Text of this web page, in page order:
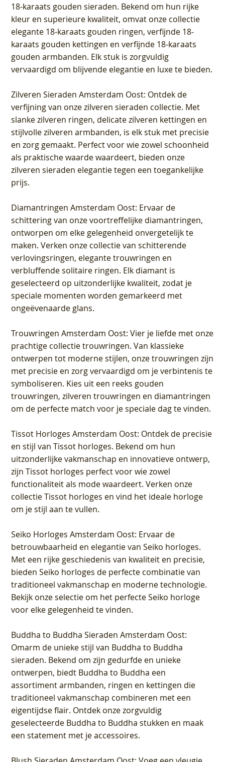
18-karaats gouden sieraden. Bekend om hun rijke
kleur en superieure kwaliteit, omvat onze collectie
elegante 18-karaats gouden ringen, verfijnde 18-
karaats gouden kettingen en verfijnde 18-karaats
gouden armbanden. Elk stuk is zorgvuldig
vervaardigd om blijvende elegantie en luxe te bieden.
Zilveren Sieraden Amsterdam Oost: Ontdek de
verfijning van onze zilveren sieraden collectie. Met
slanke zilveren ringen, delicate zilveren kettingen en
stijlvolle zilveren armbanden, is elk stuk met precisie
en zorg gemaakt. Perfect voor wie zowel schoonheid
als praktische waarde waardeert, bieden onze
zilveren sieraden elegantie tegen een toegankelijke
prijs.
Diamantringen Amsterdam Oost: Ervaar de
schittering van onze voortreffelijke diamantringen,
ontworpen om elke gelegenheid onvergetelijk te
maken. Verken onze collectie van schitterende
verlovingsringen, elegante trouwringen en
verbluffende solitaire ringen. Elk diamant is
geselecteerd op uitzonderlijke kwaliteit, zodat je
speciale momenten worden gemarkeerd met
ongeëvenaarde glans.
Trouwringen Amsterdam Oost: Vier je liefde met onze
prachtige collectie trouwringen. Van klassieke
ontwerpen tot moderne stijlen, onze trouwringen zijn
met precisie en zorg vervaardigd om je verbintenis te
symboliseren. Kies uit een reeks gouden
trouwringen, zilveren trouwringen en diamantringen
om de perfecte match voor je speciale dag te vinden.
Tissot Horloges Amsterdam Oost: Ontdek de precisie
en stijl van Tissot horloges. Bekend om hun
uitzonderlijke vakmanschap en innovatieve ontwerp,
zijn Tissot horloges perfect voor wie zowel
functionaliteit als mode waardeert. Verken onze
collectie Tissot horloges en vind het ideale horloge
om je stijl aan te vullen.
Seiko Horloges Amsterdam Oost: Ervaar de
betrouwbaarheid en elegantie van Seiko horloges.
Met een rijke geschiedenis van kwaliteit en precisie,
bieden Seiko horloges de perfecte combinatie van
traditioneel vakmanschap en moderne technologie.
Bekijk onze selectie om het perfecte Seiko horloge
voor elke gelegenheid te vinden.
Buddha to Buddha Sieraden Amsterdam Oost:
Omarm de unieke stijl van Buddha to Buddha
sieraden. Bekend om zijn gedurfde en unieke
ontwerpen, biedt Buddha to Buddha een
assortiment armbanden, ringen en kettingen die
traditioneel vakmanschap combineren met een
eigentijdse flair. Ontdek onze zorgvuldig
geselecteerde Buddha to Buddha stukken en maak
een statement met je accessoires.